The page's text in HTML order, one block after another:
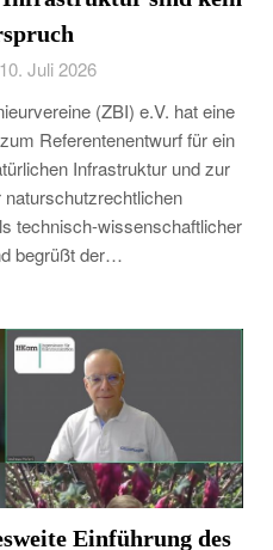
Juli 2026
(ZBI) e.V. hat eine
Referentenentwurf für ein
Infrastruktur und zur
technisch-wissenschaftlicher
begrüßt der…
Einführung des